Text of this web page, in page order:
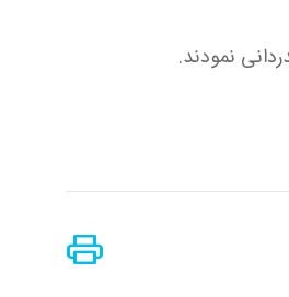
نمودند.